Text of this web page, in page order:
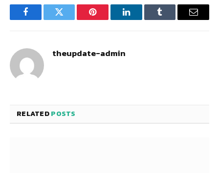
FacebookTwitter Pinterest LinkedInTumblr Email
theupdate-admin
RELATEDPOSTS